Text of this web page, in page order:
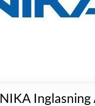
NIKA Inglasning